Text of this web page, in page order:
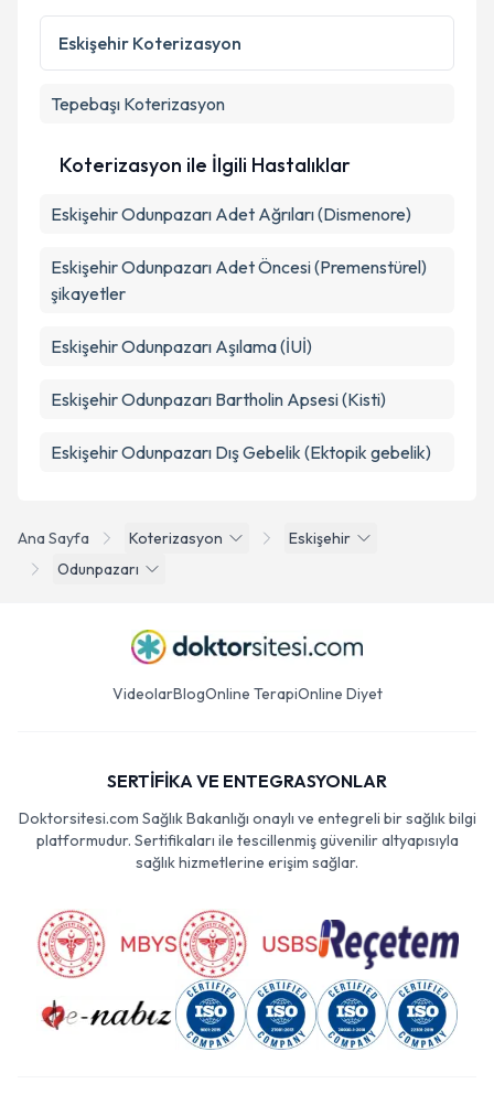
Ana Sayfa Koterizasyon
Eskişehir
Odunpazarı
Eskişehir Koterizasyon
Tepebaşı Koterizasyon
Koterizasyon ile İlgili Hastalıklar
Eskişehir Odunpazarı Adet Ağrıları (Dismenore)
Eskişehir Odunpazarı Adet Öncesi (Premenstürel)
şikayetler
Eskişehir Odunpazarı Aşılama (İUİ)
Eskişehir Odunpazarı Bartholin Apsesi (Kisti)
Eskişehir Odunpazarı Dış Gebelik (Ektopik gebelik)
VideolarBlogOnline TerapiOnline Diyet
SERTİFİKA VE ENTEGRASYONLAR
Doktorsitesi.com Sağlık Bakanlığı onaylı ve entegreli bir sağlık bilgi
platformudur. Sertifikaları ile tescillenmiş güvenilir altyapısıyla
sağlık hizmetlerine erişim sağlar.